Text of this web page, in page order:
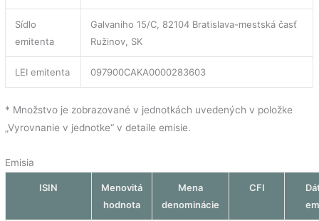
Sídlo
emitenta
Galvaniho 15/C, 82104 Bratislava-mestská časť
Ružinov, SK
LEI emitenta 097900CAKA0000283603
* Množstvo je zobrazované v jednotkách uvedených v položke
„Vyrovnanie v jednotke“ v detaile emisie.
Emisia
ISIN
Menovitá
hodnota
Mena
denominácie
CFI